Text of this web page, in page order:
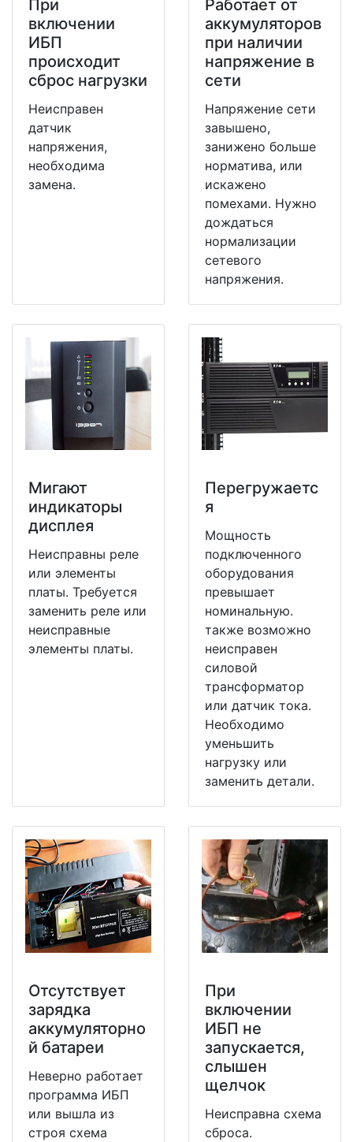
При
включении
ИБП
происходит
сброс нагрузки
Неисправен
датчик
напряжения,
необходима
замена.
Работает от
аккумуляторов
при наличии
напряжение в
сети
Напряжение сети
завышено,
занижено больше
норматива, или
искажено
помехами. Нужно
дождаться
нормализации
сетевого
напряжения.
Мигают
индикаторы
дисплея
Неисправны реле
или элементы
платы. Требуется
заменить реле или
неисправные
элементы платы.
Перегружаетс
я
Мощность
подключенного
оборудования
превышает
номинальную.
также возможно
неисправен
силовой
трансформатор
или датчик тока.
Необходимо
уменьшить
нагрузку или
заменить детали.
Отсутствует
зарядка
аккумуляторно
й батареи
Неверно работает
программа ИБП
или вышла из
строя схема
При
включении
ИБП не
запускается,
слышен
щелчок
Неисправна схема
сброса.